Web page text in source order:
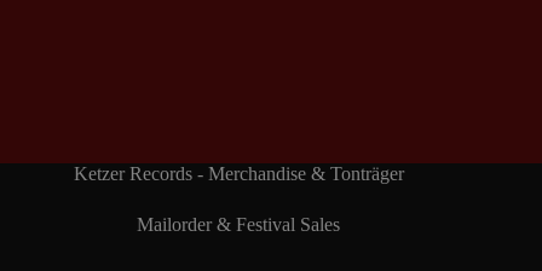
Ketzer Records - Merchandise & Tonträger
Mailorder & Festival Sales